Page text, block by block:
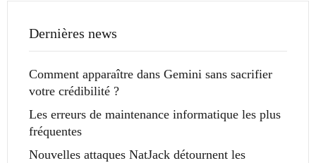
Dernières news
Comment apparaître dans Gemini sans sacrifier
votre crédibilité ?
Les erreurs de maintenance informatique les plus
fréquentes
Nouvelles attaques NatJack détournent les